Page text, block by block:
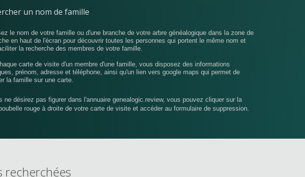
un nom de famille
le nom de votre famille ou d'une branche de votre arbre généalogique dans la zone de
en haut de l'écran pour découvrir toutes les personnes qui portent le même nom et
la recherche des membres de votre famille.
carte de visite d'un membre d'une famille, vous disposez des informations
prénom, adresse et téléphone, ainsi qu'un lien vers google maps qui permet de
la famille sur une carte.
ne désirez pas figurer dans l'annuaire genealogic.review, vous pouvez cliquer sur la
rouge à droite de votre carte de visite et accéder au formulaire de suppression.
recherchées